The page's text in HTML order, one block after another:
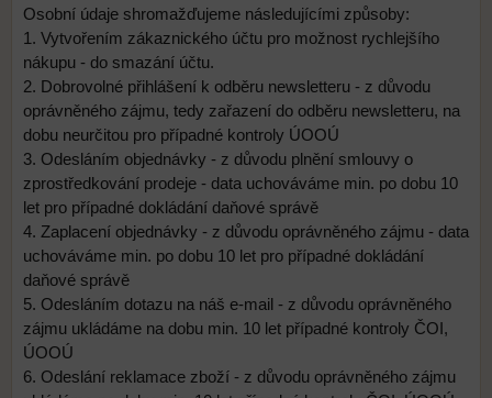
Osobní údaje shromažďujeme následujícími způsoby:
1. Vytvořením zákaznického účtu pro možnost rychlejšího
nákupu - do smazání účtu.
2. Dobrovolné přihlášení k odběru newsletteru - z důvodu
oprávněného zájmu, tedy zařazení do odběru newsletteru, na
dobu neurčitou pro případné kontroly ÚOOÚ
3. Odesláním objednávky - z důvodu plnění smlouvy o
zprostředkování prodeje - data uchováváme min. po dobu 10
let pro případné dokládání daňové správě
4. Zaplacení objednávky - z důvodu oprávněného zájmu - data
uchováváme min. po dobu 10 let pro případné dokládání
daňové správě
5. Odesláním dotazu na náš e-mail - z důvodu oprávněného
zájmu ukládáme na dobu min. 10 let případné kontroly ČOI,
ÚOOÚ
6. Odeslání reklamace zboží - z důvodu oprávněného zájmu